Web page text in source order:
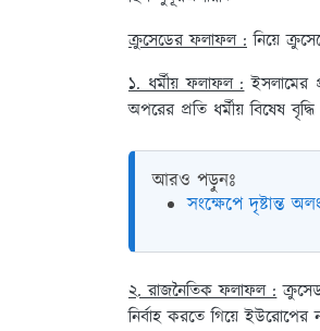
ক্রুসেডের ফলাফল : নিয়ে
১. ধর্মীয় ফলাফল :ইসলামের
অপরের প্রতি ধর্মীয় বিষেষ
আরও পড়ুনঃ
সংক্ষেপে দৃষ্টান্ত
২. রাজনৈতিক ফলাফল :
নির্বাহ করতে গিয়ে ইউরোপের